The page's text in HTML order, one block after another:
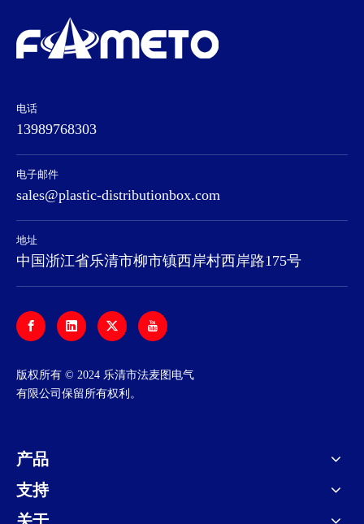
电话
13989768303
电子邮件
sales@plastic-distributionbox.com
地址
中国浙江省乐清市柳市镇西岸村西岸路175号
​版权所有 © 2024 乐清市法麦图电气
有限公司保留所有权利。
产品
支持